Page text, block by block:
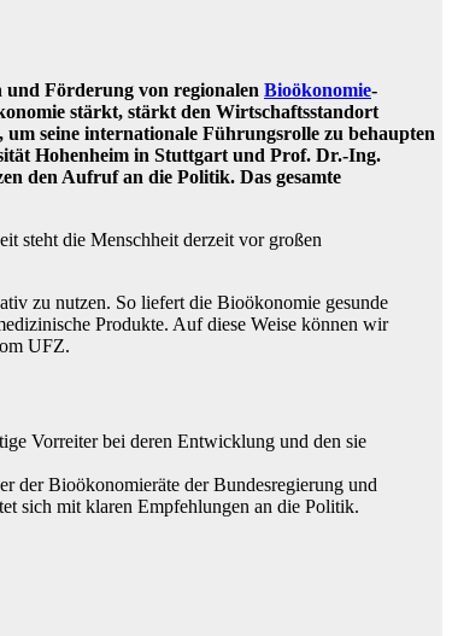
Förderung von regionalen Bioökonomie-
stärkt, stärkt den Wirtschaftsstandort
seine internationale Führungsrolle zu behaupten
Hohenheim in Stuttgart und Prof. Dr.-Ing.
den Aufruf an die Politik. Das gesamte
steht die Menschheit derzeit vor großen
zu nutzen. So liefert die Bioökonomie gesunde
Produkte. Auf diese Weise können wir
UFZ.
Vorreiter bei deren Entwicklung und den sie
der Bioökonomieräte der Bundesregierung und
sich mit klaren Empfehlungen an die Politik.